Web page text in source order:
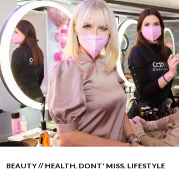
BEAUTY // HEALTH, DONT' MISS, LIFESTYLE